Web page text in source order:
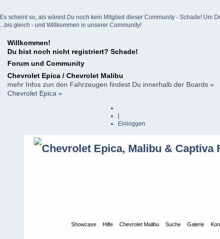
Es scheint so, als wärest Du noch kein Mitglied dieser Community - Schade! Um
...bis gleich - und Willkommen in unserer Community!
Willkommen!
Du bist noch nicht registriert? Schade!
Forum und Community
Chevrolet Epica / Chevrolet Malibu
mehr Infos zun den Fahrzeugen findest Du innerhalb der Boards «
Chevrolet Epica »
Einloggen
Showcase Hilfe Chevrolet Malibu Suche Galerie